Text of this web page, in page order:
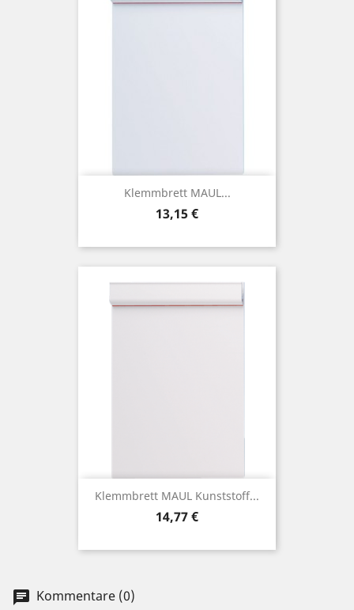
Klemmbrett MAUL...
Preis
13,15 €
Klemmbrett MAUL Kunststoff...
Preis
14,77 €
chat Kommentare (0)